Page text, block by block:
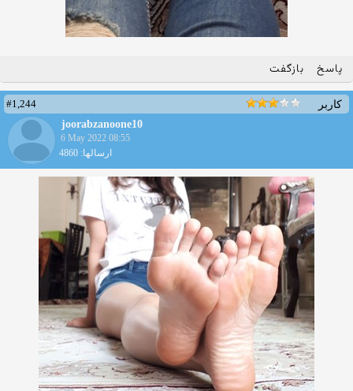
پاسخ بازگفت
کاربر
#1,244
joorabzanoone10
6 May 2022 08:55
ارسالها: 4860